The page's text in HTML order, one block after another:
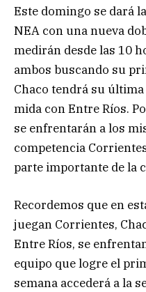
Este domingo se dará
NEA con una nueva
medirán desde las 10
ambos buscando su
Chaco tendrá su
mida con Entre Ríos.
se enfrentarán a los
competencia
parte importante de la
Recordemos que en
juegan Corrientes,
Entre Ríos, se
equipo que logre el
semana accederá a la